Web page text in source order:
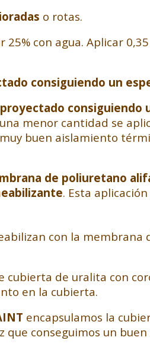
o rotas.
25% con agua. Aplicar
consiguiendo un
consiguiendo
menor cantidad se
buen aislamiento
de poliuretano
. Esta
con la
de uralita con
en la cubierta.
encapsulamos la
conseguimos un